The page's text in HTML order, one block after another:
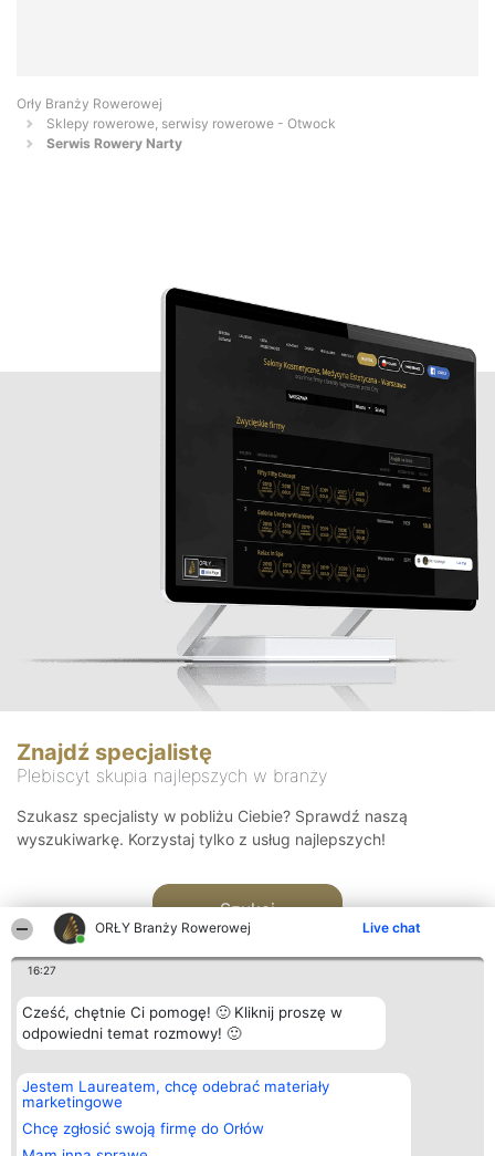
ORŁY Branży Rowerowej Live chat
16:27
Cześć, chętnie Ci pomogę! 🙂 Kliknij proszę w
odpowiedni temat rozmowy! 🙂
Jestem Laureatem, chcę odebrać materiały
marketingowe
Chcę zgłosić swoją firmę do Orłów
Orły Branży Rowerowej
Sklepy rowerowe, serwisy rowerowe - Otwock
Serwis Rowery Narty
Znajdź specjalistę
Plebiscyt skupia najlepszych w branży
Szukasz specjalisty w pobliżu Ciebie? Sprawdź naszą
wyszukiwarkę. Korzystaj tylko z usług najlepszych!
Szukaj
Organizator plebiscytu
Bright Side Solutions sp. z o.
o. sp. k.
ul. Ruska 22
Wrocław 50-079
Plebiscyt
Laureaci
wszystkich
Laureatów
Kontakt
Kontakt